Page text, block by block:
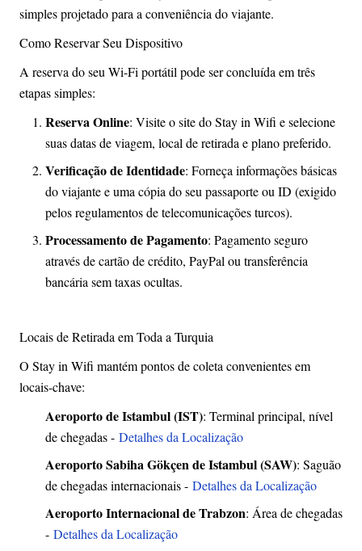
simples projetado para a conveniência do viajante.
Como Reservar Seu Dispositivo
A reserva do seu Wi-Fi portátil pode ser concluída em três
etapas simples:
Reserva Online: Visite o site do Stay in Wifi e selecione
suas datas de viagem, local de retirada e plano preferido.
Verificação de Identidade: Forneça informações básicas
do viajante e uma cópia do seu passaporte ou ID (exigido
pelos regulamentos de telecomunicações turcos).
Processamento de Pagamento: Pagamento seguro
através de cartão de crédito, PayPal ou transferência
bancária sem taxas ocultas.
Locais de Retirada em Toda a Turquia
O Stay in Wifi mantém pontos de coleta convenientes em
locais-chave:
Aeroporto de Istambul (IST): Terminal principal, nível
de chegadas - Detalhes da Localização
Aeroporto Sabiha Gökçen de Istambul (SAW): Saguão
de chegadas internacionais - Detalhes da Localização
Aeroporto Internacional de Trabzon: Área de chegadas
- Detalhes da Localização